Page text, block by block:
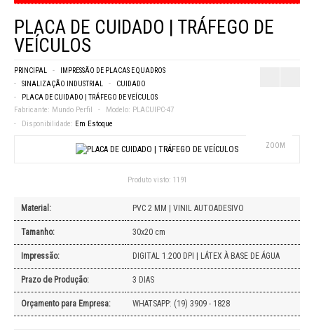
PLACA DE CUIDADO | TRÁFEGO DE
VEÍCULOS
PRINCIPAL
IMPRESSÃO DE PLACAS E QUADROS
SINALIZAÇÃO INDUSTRIAL
CUIDADO
PLACA DE CUIDADO | TRÁFEGO DE VEÍCULOS
Fabricante: Mundo Perfil Modelo: PLACUIPC-47
Disponibilidade: Em Estoque
ZOOM
Produto visto: 1191
Material: PVC 2 MM | VINIL AUTOADESIVO
Tamanho: 30x20 cm
Impressão: DIGITAL 1.200 DPI | LÁTEX À BASE DE ÁGUA
Prazo de Produção: 3 DIAS
Orçamento para Empresa: WHATSAPP: (19) 3909 - 1828